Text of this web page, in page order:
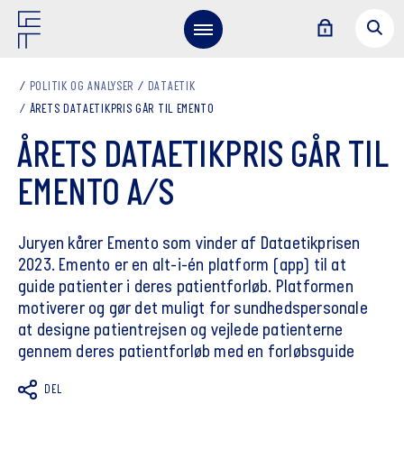
POLITIK OG ANALYSER
DATAETIK
ÅRETS DATAETIKPRIS GÅR TIL EMENTO
ÅRETS DATAETIKPRIS GÅR TIL
EMENTO A/S
Juryen kårer Emento som vinder af Dataetikprisen
2023. Emento er en alt-i-én platform (app) til at
guide patienter i deres patientforløb. Platformen
motiverer og gør det muligt for sundhedspersonale
at designe patientrejsen og vejlede patienterne
gennem deres patientforløb med en forløbsguide
DEL